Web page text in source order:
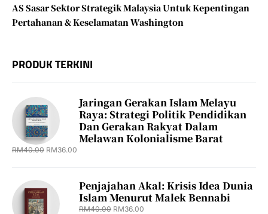
AS Sasar Sektor Strategik Malaysia Untuk Kepentingan
Pertahanan & Keselamatan Washington
PRODUK TERKINI
Jaringan Gerakan Islam Melayu
Raya: Strategi Politik Pendidikan
Dan Gerakan Rakyat Dalam
Melawan Kolonialisme Barat
RM40.00 RM36.00
Penjajahan Akal: Krisis Idea Dunia
Islam Menurut Malek Bennabi
RM40.00 RM36.00